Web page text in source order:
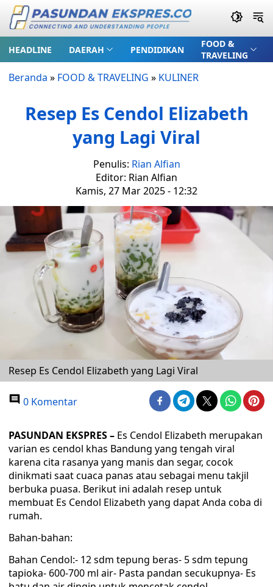
HEADLINE DAERAH PENDIDIKAN
FOOD &
TRAVELING
Beranda » FOOD & TRAVELING » KULINER
Resep Es Cendol Elizabeth
yang Lagi Viral
Penulis: Rian Alfian
Editor: Rian Alfian
Kamis, 27 Mar 2025 - 12:32
Resep Es Cendol Elizabeth yang Lagi Viral
0 Komentar
PASUNDAN EKSPRES – Es Cendol Elizabeth merupakan
varian es cendol khas Bandung yang tengah viral
karena cita rasanya yang manis dan segar, cocok
dinikmati saat cuaca panas atau sebagai menu takjil
berbuka puasa. Berikut ini adalah resep untuk
membuat Es Cendol Elizabeth yang dapat Anda coba di
rumah.
Bahan-bahan:
Bahan Cendol:- 12 sdm tepung beras- 5 sdm tepung
tapioka- 600-700 ml air- Pasta pandan secukupnya- Es